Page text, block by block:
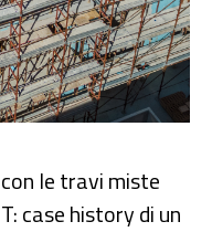
le travi miste
case history di un